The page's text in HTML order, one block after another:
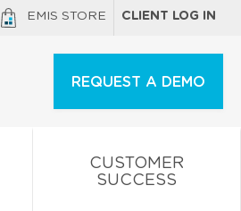
EMIS STORE CLIENT LOG IN
REQUEST A DEMO
CUSTOMER
SUCCESS